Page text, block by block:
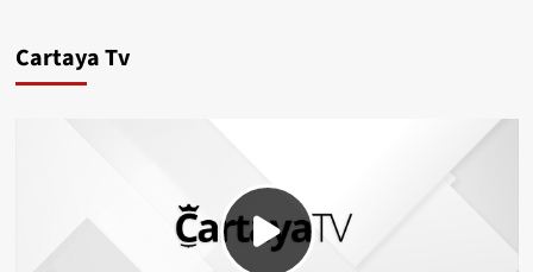
Cartaya Tv